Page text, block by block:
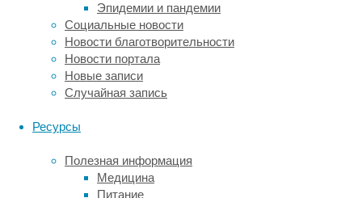
Эпидемии и пандемии
Социальные новости
Новости благотворительности
Новости портала
Новые записи
Случайная запись
Ресурсы
Полезная информация
Медицина
Питание
первый
же
месяц
снизить
затраты
на
Клиент
выбирает
тариф,